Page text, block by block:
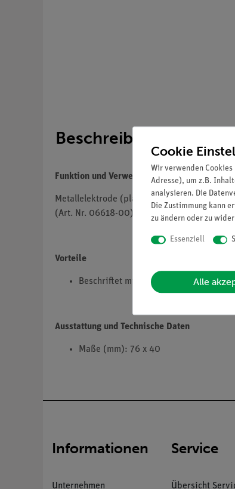
Beschreibung
Funktion und Verwendung
Metallelektrode (plattenförmig), besonders
(Art. Nr. 06618-00)
Vorteile
Beschriftet mit dem chemischen
Ausstattung und Technische Daten
Maße (mm): 76 x 40
Informationen
Unternehmen
Service
Übersicht
Cookie
Wir verwenden
Adresse), um z.B.
analysieren. Die
Die Zustimmung kann
zu ändern oder zu
Essenziell
Alle